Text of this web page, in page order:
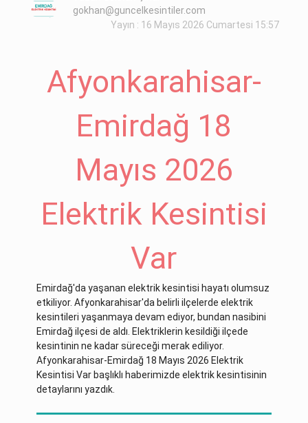
gokhan@guncelkesintiler.com
Yayın : 16 Mayıs 2026 Cumartesi 15:57
Afyonkarahisar-
Emirdağ 18
Mayıs 2026
Elektrik Kesintisi
Var
Emirdağ'da yaşanan elektrik kesintisi hayatı olumsuz
etkiliyor. Afyonkarahisar'da belirli ilçelerde elektrik
kesintileri yaşanmaya devam ediyor, bundan nasibini
Emirdağ ilçesi de aldı. Elektriklerin kesildiği ilçede
kesintinin ne kadar süreceği merak ediliyor.
Afyonkarahisar-Emirdağ 18 Mayıs 2026 Elektrik
Kesintisi Var başlıklı haberimizde elektrik kesintisinin
detaylarını yazdık.